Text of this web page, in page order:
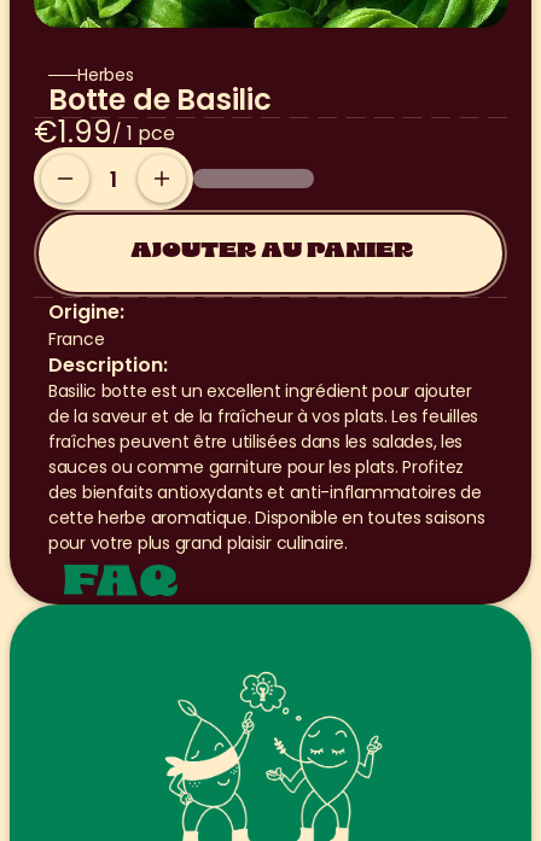
Herbes
Botte de Basilic
€1.99/ 1 pce
AJOUTER AU PANIER
Origine:
France
Description:
Basilic botte est un excellent ingrédient pour ajouter
de la saveur et de la fraîcheur à vos plats. Les feuilles
fraîches peuvent être utilisées dans les salades, les
sauces ou comme garniture pour les plats. Profitez
des bienfaits antioxydants et anti-inflammatoires de
cette herbe aromatique. Disponible en toutes saisons
pour votre plus grand plaisir culinaire.
FAQ